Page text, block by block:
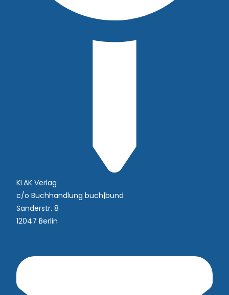
KLAK Verlag
c/o Buchhandlung buch|bund
Sanderstr. 8
12047 Berlin